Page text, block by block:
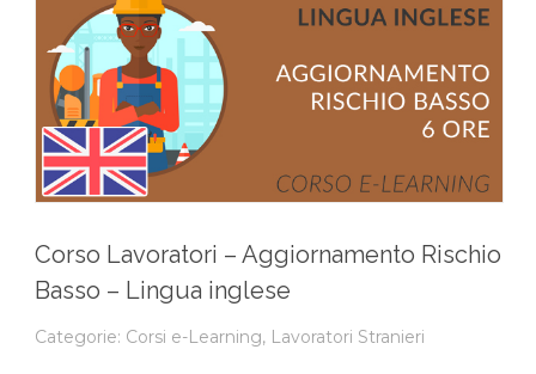
Corso Lavoratori – Aggiornamento Rischio
Basso – Lingua inglese
Categorie: Corsi e-Learning, Lavoratori Stranieri